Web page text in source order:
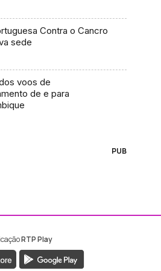
Contra o Cancro
sede
voos de
de e para
PUB
Madeira
RTP Play